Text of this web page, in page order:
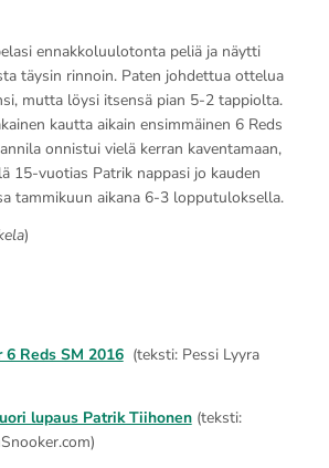
ennakkoluulotonta peliä ja näytti
täysin rinnoin. Paten johdettua ottelua
mutta löysi itsensä pian 5-2 tappiolta.
kautta aikain ensimmäinen 6 Reds
onnistui vielä kerran kaventamaan,
15-vuotias Patrik nappasi jo kauden
tammikuun aikana 6-3 lopputuloksella.
)
6 Reds SM 2016(teksti: Pessi Lyyra
lupaus Patrik Tiihonen(teksti: